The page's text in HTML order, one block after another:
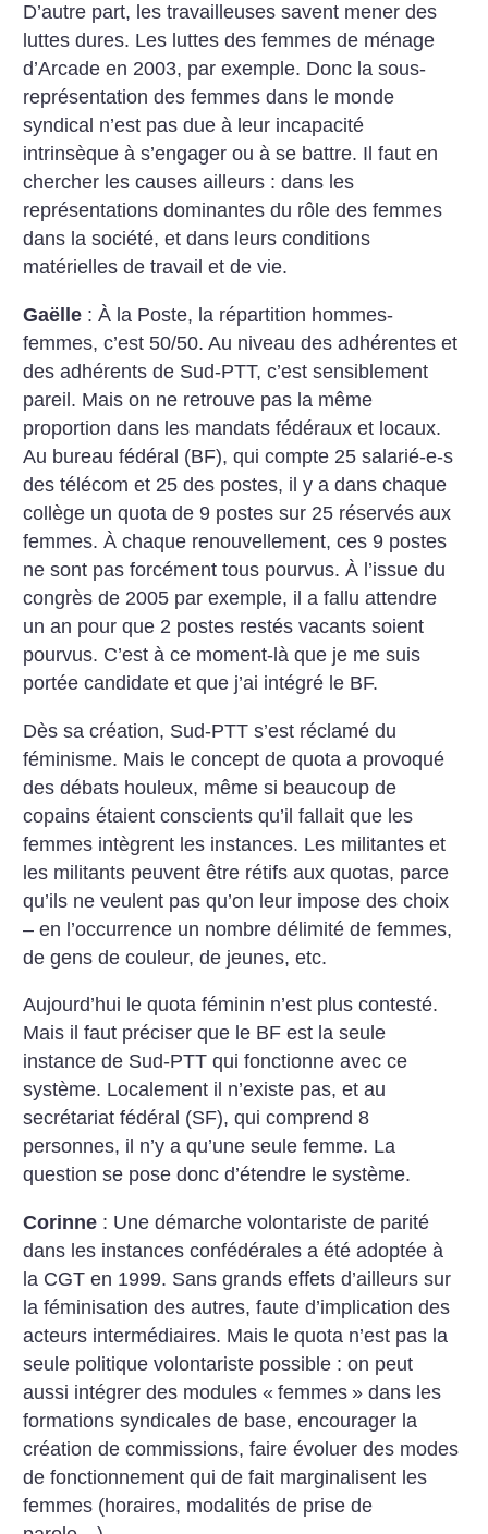
D’autre part, les travailleuses savent mener des
luttes dures. Les luttes des femmes de ménage
d’Arcade en 2003, par exemple. Donc la sous-
représentation des femmes dans le monde
syndical n’est pas due à leur incapacité
intrinsèque à s’engager ou à se battre. Il faut en
chercher les causes ailleurs : dans les
représentations dominantes du rôle des femmes
dans la société, et dans leurs conditions
matérielles de travail et de vie.
Gaëlle : À la Poste, la répartition hommes-
femmes, c’est 50/50. Au niveau des adhérentes et
des adhérents de Sud-PTT, c’est sensiblement
pareil. Mais on ne retrouve pas la même
proportion dans les mandats fédéraux et locaux.
Au bureau fédéral (BF), qui compte 25 salarié-e-s
des télécom et 25 des postes, il y a dans chaque
collège un quota de 9 postes sur 25 réservés aux
femmes. À chaque renouvellement, ces 9 postes
ne sont pas forcément tous pourvus. À l’issue du
congrès de 2005 par exemple, il a fallu attendre
un an pour que 2 postes restés vacants soient
pourvus. C’est à ce moment-là que je me suis
portée candidate et que j’ai intégré le BF.
Dès sa création, Sud-PTT s’est réclamé du
féminisme. Mais le concept de quota a provoqué
des débats houleux, même si beaucoup de
copains étaient conscients qu’il fallait que les
femmes intègrent les instances. Les militantes et
les militants peuvent être rétifs aux quotas, parce
qu’ils ne veulent pas qu’on leur impose des choix
– en l’occurrence un nombre délimité de femmes,
de gens de couleur, de jeunes, etc.
Aujourd’hui le quota féminin n’est plus contesté.
Mais il faut préciser que le BF est la seule
instance de Sud-PTT qui fonctionne avec ce
système. Localement il n’existe pas, et au
secrétariat fédéral (SF), qui comprend 8
personnes, il n’y a qu’une seule femme. La
question se pose donc d’étendre le système.
Corinne : Une démarche volontariste de parité
dans les instances confédérales a été adoptée à
la CGT en 1999. Sans grands effets d’ailleurs sur
la féminisation des autres, faute d’implication des
acteurs intermédiaires. Mais le quota n’est pas la
seule politique volontariste possible : on peut
aussi intégrer des modules « femmes » dans les
formations syndicales de base, encourager la
création de commissions, faire évoluer des modes
de fonctionnement qui de fait marginalisent les
femmes (horaires, modalités de prise de